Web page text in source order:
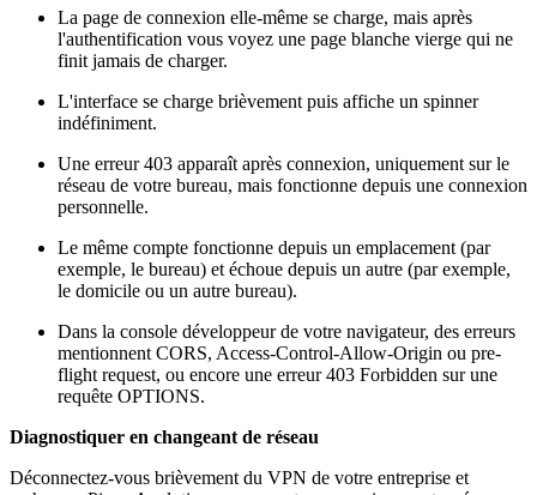
La page de connexion elle-même se charge, mais après
l'authentification vous voyez une page blanche vierge qui ne
finit jamais de charger.
L'interface se charge brièvement puis affiche un spinner
indéfiniment.
Une erreur 403 apparaît après connexion, uniquement sur le
réseau de votre bureau, mais fonctionne depuis une connexion
personnelle.
Le même compte fonctionne depuis un emplacement (par
exemple, le bureau) et échoue depuis un autre (par exemple,
le domicile ou un autre bureau).
Dans la console développeur de votre navigateur, des erreurs
mentionnent CORS, Access-Control-Allow-Origin ou pre-
flight request, ou encore une erreur 403 Forbidden sur une
requête OPTIONS.
Diagnostiquer en changeant de réseau
Déconnectez-vous brièvement du VPN de votre entreprise et